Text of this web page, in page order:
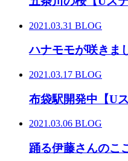
2021.03.31 BLOG
ハナモモが咲きま
2021.03.17 BLOG
布袋駅開発中【U
2021.03.06 BLOG
踊る伊藤さんのこ